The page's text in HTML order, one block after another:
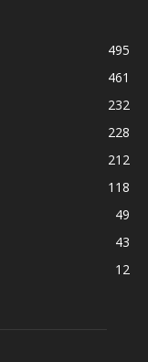
495
461
232
228
212
118
49
43
12